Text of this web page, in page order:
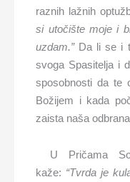
raznih lažnih
si utočište moje i
uzdam.” Da li se i
svoga Spasitelja i
sposobnosti da te
Božijem i kada
zaista naša
U Pričama
kaže: “Tvrda je